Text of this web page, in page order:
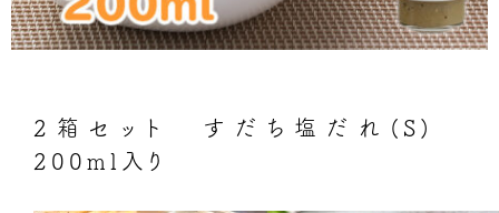
2箱セット すだち塩だれ(S)
200ml入り